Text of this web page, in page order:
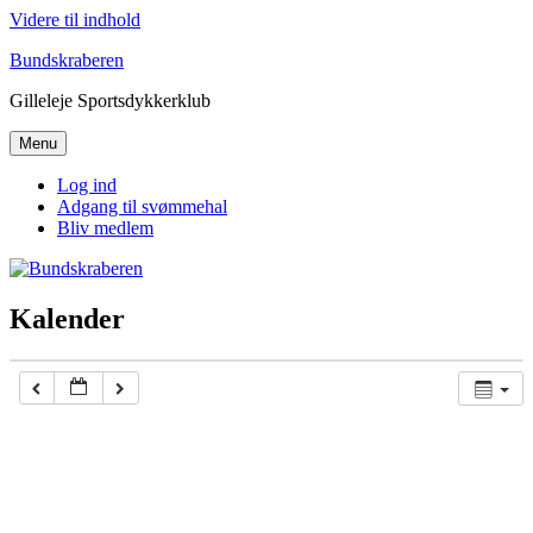
Videre til indhold
Bundskraberen
Gilleleje Sportsdykkerklub
Menu
Log ind
Adgang til svømmehal
Bliv medlem
Kalender